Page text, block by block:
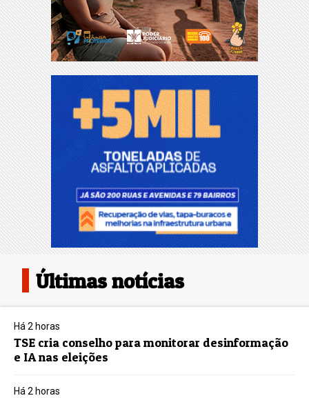
Últimas notícias
Há 2 horas
TSE cria conselho para monitorar desinformação
e IA nas eleições
Há 2 horas